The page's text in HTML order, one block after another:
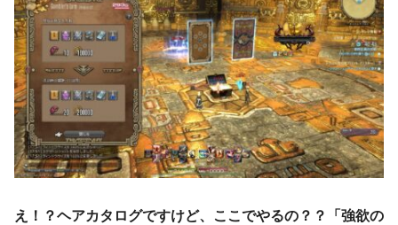
え！？ヘアカタログですけど、ここでやるの？？「強欲の